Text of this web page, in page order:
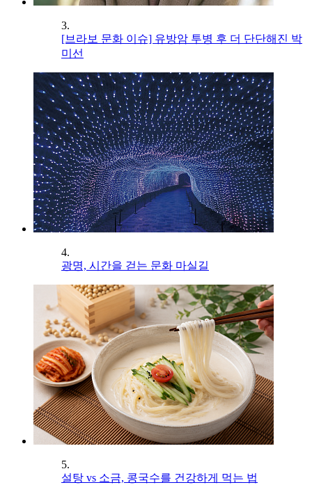
3.
[브라보 문화 이슈] 유방암 투병 후 더 단단해진 박
미선
4.
광명, 시간을 걷는 문화 마실길
5.
설탕 vs 소금, 콩국수를 건강하게 먹는 법